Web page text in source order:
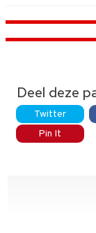
Deel deze
Twitter
Pin It